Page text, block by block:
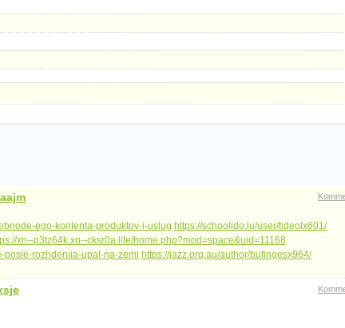
ego-kontenta-produktov-i-uslug https://schoolido.lu/user/tideolx601/
xn--p3tz64k.xn--cksr0a.life/home.php?mod=space&uid=11168
posle-rozhdeniia-upal-na-zeml https://jazz.org.au/author/bufingesx964/